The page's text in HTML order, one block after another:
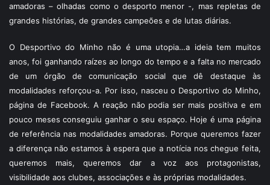
amadoras – olhadas como o desporto menor -, mas repletas de
grandes histórias, de grandes campeões e de lutas diárias.
O Desportivo do Minho não é uma utopia…a ideia tem muitos
anos, foi ganhando raízes ao longo do tempo e a falta no mercado
de um órgão de comunicação social que dê destaque às
modalidades reforçou-a. Por isso, nasceu o Desportivo do Minho,
página de Facebook. A reação não podia ser mais positiva e em
pouco meses conseguiu ganhar o seu espaço. Hoje é uma página
de referência nas modalidades amadoras. Porque queremos fazer
a diferença não estamos à espera que a notícia nos chegue feita,
queremos mais, queremos dar a voz aos protagonistas,
visibilidade aos clubes, associações e às próprias modalidades.